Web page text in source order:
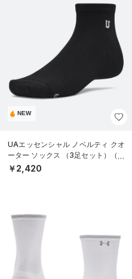
NEW
UAエッセンシャル ノベルティ クオ
ーター ソックス （3足セット）（ラ
イフスタイル/UNISEX）
￥2,420